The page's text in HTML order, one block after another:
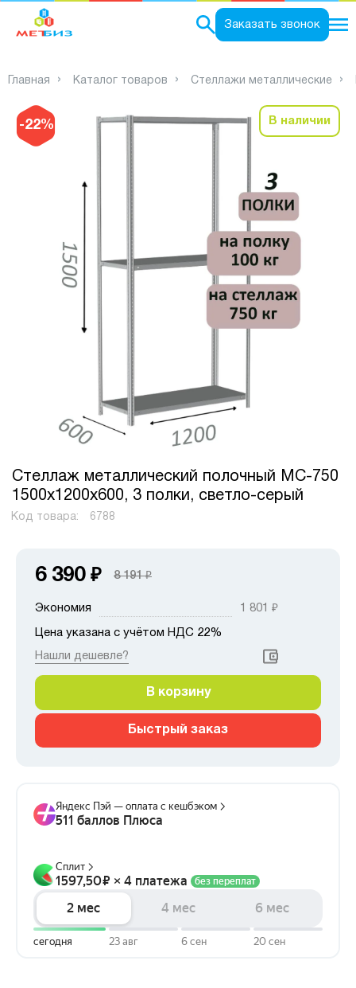
Заказать звонок
Главная Каталог товаров Стеллажи металлические
-22% В наличии
Стеллаж металлический полочный МС-750
1500х1200х600, 3 полки, светло-серый
Код товара: 6788
6 390 ₽ 8 191₽
Экономия 1 801 ₽
Цена указана с учётом НДС 22%
Нашли дешевле?
В корзину
Быстрый заказ